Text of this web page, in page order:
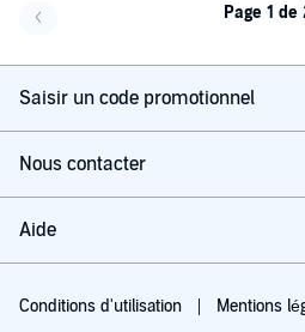
Page 1 de
Saisir un code promotionnel
Nous contacter
Aide
Conditions d'utilisation Mentions